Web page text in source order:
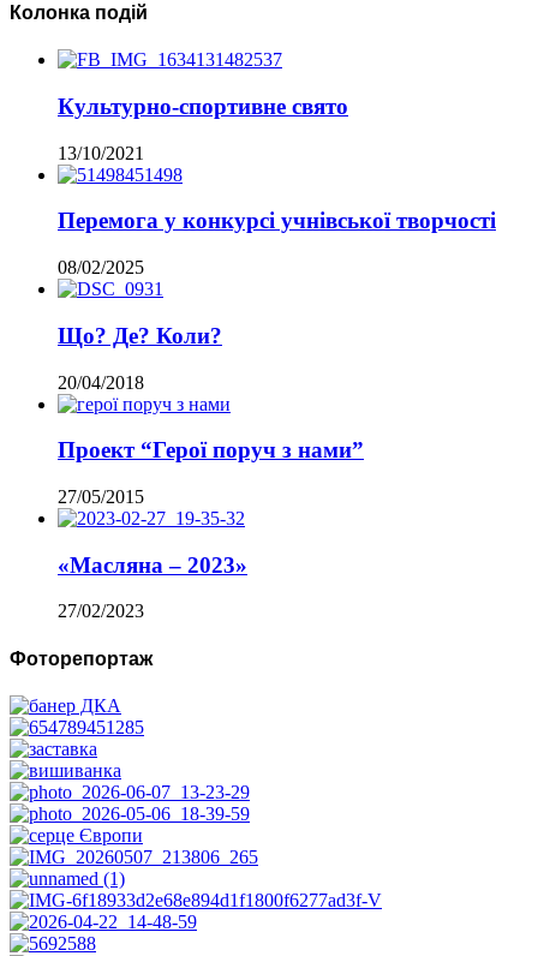
Колонка подій
Культурно-спортивне свято
13/10/2021
Перемога у конкурсі учнівської творчості
08/02/2025
Що? Де? Коли?
20/04/2018
Проект “Герої поруч з нами”
27/05/2015
«Масляна – 2023»
27/02/2023
Фоторепортаж